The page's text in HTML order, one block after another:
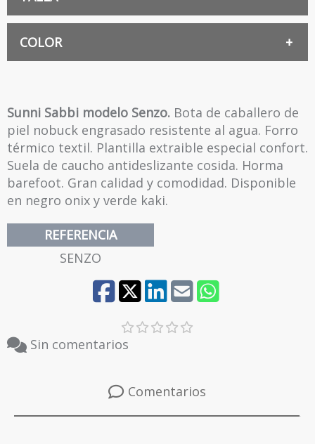
40
42
43
44
COLOR
VERDE
Sunni Sabbi modelo Senzo. Bota de caballero de
piel nobuck engrasado resistente al agua. Forro
térmico textil. Plantilla extraible especial confort.
Suela de caucho antideslizante cosida. Horma
barefoot. Gran calidad y comodidad. Disponible
en negro onix y verde kaki.
REFERENCIA
SENZO
Sin comentarios
Comentarios